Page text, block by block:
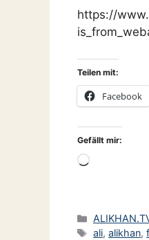
https://
Teilen mit:
Facebook
Gefällt mir:
Wird
Kategorien
ali,alikhan,